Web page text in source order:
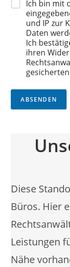
Ich bin mit
und IP zur
Daten
Ich
ihren
ABSENDEN
Diese
Büros. Hier
Leistungen
Nähe